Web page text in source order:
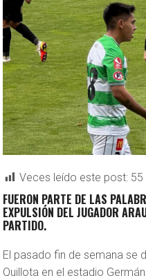
Veces leído este post: 55
FUERON PARTE DE LAS
EXPULSIÓN DEL JUGADOR
PARTIDO.
El pasado fin de semana se
Quillota en el estadio